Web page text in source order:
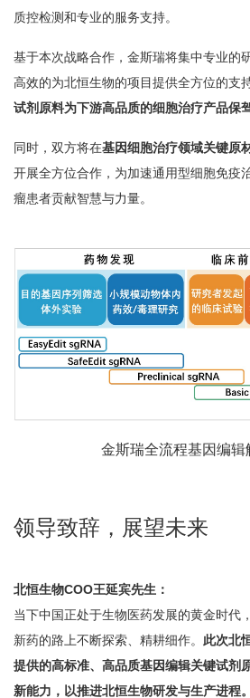
质控检测和专业的服务支持。
基于本次战略合作，金斯瑞将集中专业的
高效的为北恒生物的项目提供全方位的支
试剂原料为下游高品质的细胞治疗产品保
同时，双方将在基因细胞治疗领域关键原
开展全方位合作，为加速通用型细胞免疫
瘤患者贡献智慧与力量。
金斯瑞全流程基因编辑
领导致辞，展望未来
北恒生物COO王延宾先生：
当下中国正处于生物医药发展的黄金时代
新药的路上不断探索、精耕细作。 此次北
提供的高标准、高品质基因编辑关键试剂
新能力，以推进北恒生物研发与生产进程。